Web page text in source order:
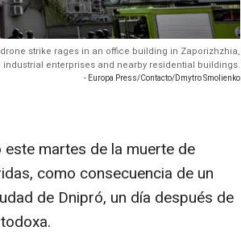
strike rages in an office building in Zaporizhzhia,
enterprises and nearby residential buildings.
- Europa Press/Contacto/Dmytro Smolienko
martes de la muerte de
como consecuencia de un
de Dnipró, un día después de